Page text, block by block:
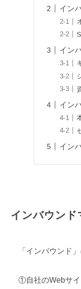
イン
イン
イン
イン
インバウンド
「インバウンド
①自社のWebサイ